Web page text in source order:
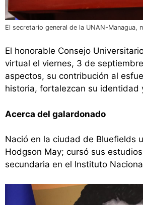
El secretario general de la UNAN-
El honorable Consejo
virtual el viernes, 3 de
aspectos, su contribución al
historia, fortalezcan su identidad
Acerca del galardonado
Nació en la ciudad de Bluefields
Hodgson May; cursó sus
secundaria en el Instituto